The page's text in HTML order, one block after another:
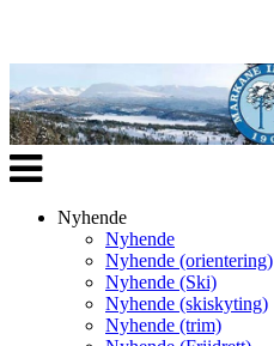
Veksle
navigasjon
Nyhende
Nyhende
Nyhende (orientering)
Nyhende (Ski)
Nyhende (skiskyting)
Nyhende (trim)